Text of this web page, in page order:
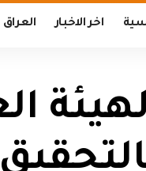
اخر الاخبار العراق